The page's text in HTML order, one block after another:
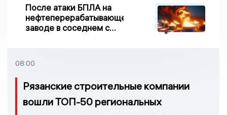
После атаки БПЛА на
нефтеперерабатывающем
заводе в соседнем с
08:00
Рязанские строительные компании
вошли ТОП-50 региональных